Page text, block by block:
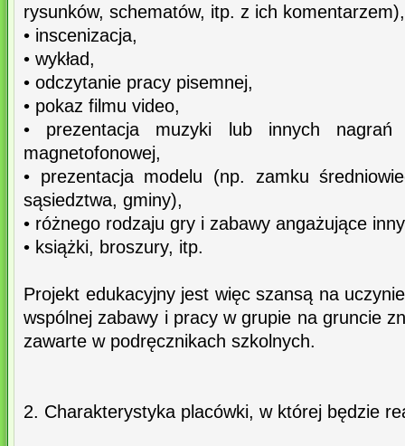
rysunków, schematów, itp. z ich komentarzem),
• inscenizacja,
• wykład,
• odczytanie pracy pisemnej,
• pokaz filmu video,
• prezentacja muzyki lub innych
magnetofonowej,
• prezentacja modelu (np. zamku
sąsiedztwa, gminy),
• różnego rodzaju gry i zabawy angażujące
• książki, broszury, itp.
Projekt edukacyjny jest więc szansą na
wspólnej zabawy i pracy w grupie na gruncie
zawarte w podręcznikach szkolnych.
2. Charakterystyka placówki, w której będzie